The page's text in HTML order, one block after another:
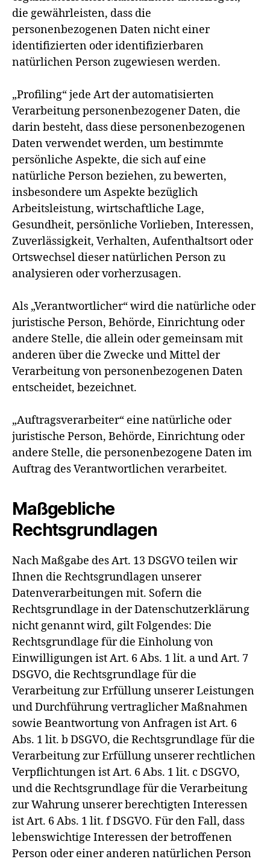
die gewährleisten, dass die
personenbezogenen Daten nicht einer
identifizierten oder identifizierbaren
natürlichen Person zugewiesen werden.
„Profiling“ jede Art der automatisierten
Verarbeitung personenbezogener Daten, die
darin besteht, dass diese personenbezogenen
Daten verwendet werden, um bestimmte
persönliche Aspekte, die sich auf eine
natürliche Person beziehen, zu bewerten,
insbesondere um Aspekte bezüglich
Arbeitsleistung, wirtschaftliche Lage,
Gesundheit, persönliche Vorlieben, Interessen,
Zuverlässigkeit, Verhalten, Aufenthaltsort oder
Ortswechsel dieser natürlichen Person zu
analysieren oder vorherzusagen.
Als „Verantwortlicher“ wird die natürliche oder
juristische Person, Behörde, Einrichtung oder
andere Stelle, die allein oder gemeinsam mit
anderen über die Zwecke und Mittel der
Verarbeitung von personenbezogenen Daten
entscheidet, bezeichnet.
„Auftragsverarbeiter“ eine natürliche oder
juristische Person, Behörde, Einrichtung oder
andere Stelle, die personenbezogene Daten im
Auftrag des Verantwortlichen verarbeitet.
Maßgebliche
Rechtsgrundlagen
Nach Maßgabe des Art. 13 DSGVO teilen wir
Ihnen die Rechtsgrundlagen unserer
Datenverarbeitungen mit. Sofern die
Rechtsgrundlage in der Datenschutzerklärung
nicht genannt wird, gilt Folgendes: Die
Rechtsgrundlage für die Einholung von
Einwilligungen ist Art. 6 Abs. 1 lit. a und Art. 7
DSGVO, die Rechtsgrundlage für die
Verarbeitung zur Erfüllung unserer Leistungen
und Durchführung vertraglicher Maßnahmen
sowie Beantwortung von Anfragen ist Art. 6
Abs. 1 lit. b DSGVO, die Rechtsgrundlage für die
Verarbeitung zur Erfüllung unserer rechtlichen
Verpflichtungen ist Art. 6 Abs. 1 lit. c DSGVO,
und die Rechtsgrundlage für die Verarbeitung
zur Wahrung unserer berechtigten Interessen
ist Art. 6 Abs. 1 lit. f DSGVO. Für den Fall, dass
lebenswichtige Interessen der betroffenen
Person oder einer anderen natürlichen Person